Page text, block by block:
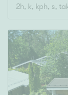
2h, k, kph, s,